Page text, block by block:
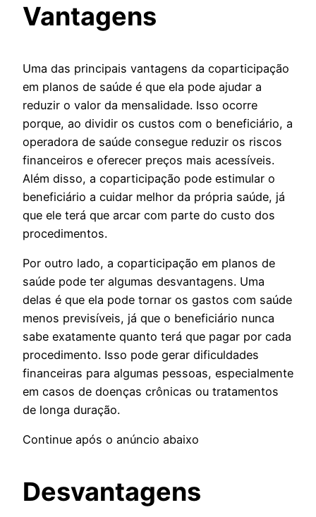
Vantagens
Uma das principais vantagens da coparticipação
em planos de saúde é que ela pode ajudar a
reduzir o valor da mensalidade. Isso ocorre
porque, ao dividir os custos com o beneficiário, a
operadora de saúde consegue reduzir os riscos
financeiros e oferecer preços mais acessíveis.
Além disso, a coparticipação pode estimular o
beneficiário a cuidar melhor da própria saúde, já
que ele terá que arcar com parte do custo dos
procedimentos.
Por outro lado, a coparticipação em planos de
saúde pode ter algumas desvantagens. Uma
delas é que ela pode tornar os gastos com saúde
menos previsíveis, já que o beneficiário nunca
sabe exatamente quanto terá que pagar por cada
procedimento. Isso pode gerar dificuldades
financeiras para algumas pessoas, especialmente
em casos de doenças crônicas ou tratamentos
de longa duração.
Continue após o anúncio abaixo
Desvantagens